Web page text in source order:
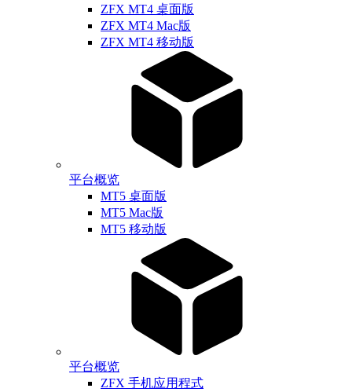
ZFX MT4 桌面版
ZFX MT4 Mac版
ZFX MT4 移动版
平台概览
MT5 桌面版
MT5 Mac版
MT5 移动版
平台概览
ZFX 手机应用程式